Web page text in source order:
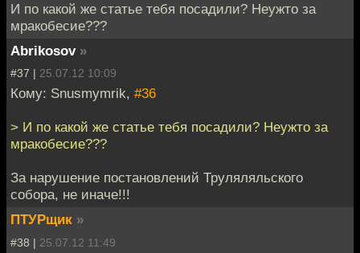
И по какой же статье тебя посадили? Неужто за
мракобесие???
Abrikosov »
#37 | 25.07.12 10:09
Кому: Snusmymrik, #36
> И по какой же статье тебя посадили? Неужто за
мракобесие???
За нарушение постановлений Труляляльского
собора, не иначе!!!
ПТУРщик »
#38 | 25.07.12 11:49